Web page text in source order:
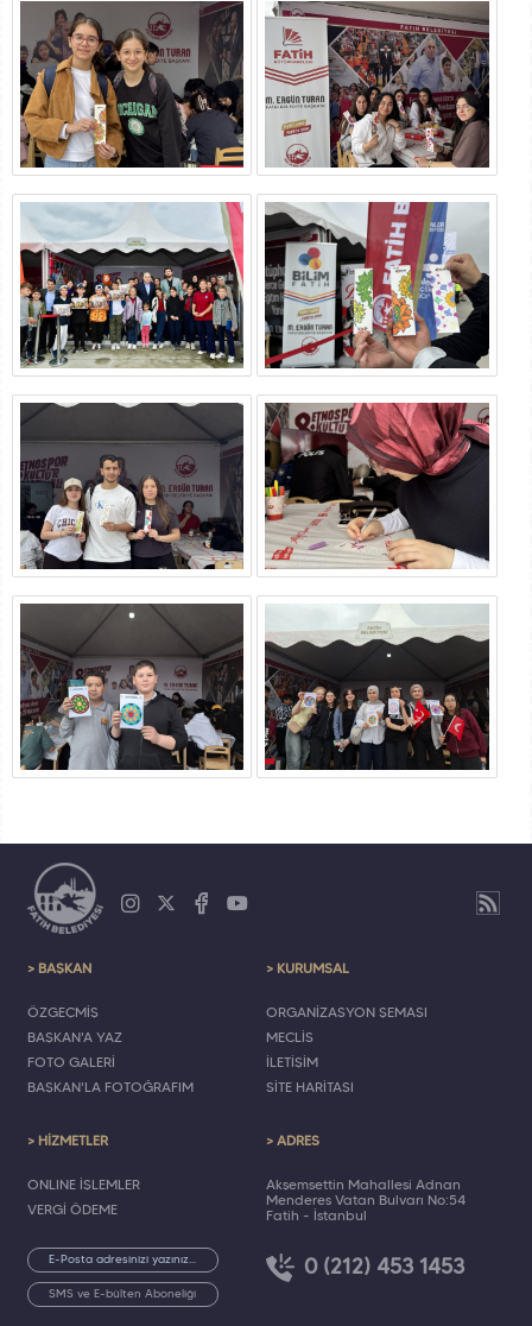
> BAŞKAN
ÖZGEÇMİŞ
BAŞKAN'A YAZ
FOTO GALERİ
BAŞKAN'LA FOTOĞRAFIM
> KURUMSAL
ORGANİZASYON ŞEMASI
MECLİS
İLETİŞİM
SİTE HARİTASI
> HİZMETLER
ONLINE İŞLEMLER
VERGİ ÖDEME
SMS ve E-bülten Aboneliği
> ADRES
Akşemsettin Mahallesi Adnan
Menderes Vatan Bulvarı No:54
Fatih - İstanbul
0 (212) 453 1453